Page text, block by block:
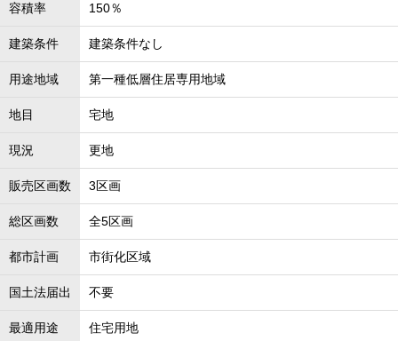
容積率 150％
建築条件 建築条件なし
用途地域 第一種低層住居専用地域
地目 宅地
現況 更地
販売区画数 3区画
総区画数 全5区画
都市計画 市街化区域
国土法届出 不要
最適用途 住宅用地